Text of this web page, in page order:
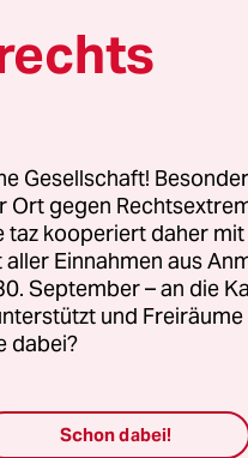
das
hatte
das bis
der
Gesellschaft!
Ort gegen
kooperiert daher mit
Einnahmen aus
September – an die
und Freiräume
dabei?
Schon dabei!